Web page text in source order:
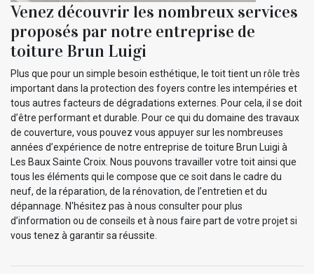
Venez découvrir les nombreux services
proposés par notre entreprise de
toiture Brun Luigi
Plus que pour un simple besoin esthétique, le toit tient un rôle très
important dans la protection des foyers contre les intempéries et
tous autres facteurs de dégradations externes. Pour cela, il se doit
d’être performant et durable. Pour ce qui du domaine des travaux
de couverture, vous pouvez vous appuyer sur les nombreuses
années d’expérience de notre entreprise de toiture Brun Luigi à
Les Baux Sainte Croix. Nous pouvons travailler votre toit ainsi que
tous les éléments qui le compose que ce soit dans le cadre du
neuf, de la réparation, de la rénovation, de l’entretien et du
dépannage. N'hésitez pas à nous consulter pour plus
d’information ou de conseils et à nous faire part de votre projet si
vous tenez à garantir sa réussite.